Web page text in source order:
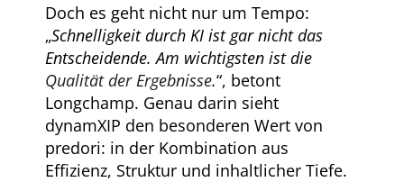
Doch es geht nicht nur um Tempo:
„Schnelligkeit durch KI ist gar nicht das
Entscheidende. Am wichtigsten ist die
Qualität der Ergebnisse.“, betont
Longchamp. Genau darin sieht
dynamXIP den besonderen Wert von
predori: in der Kombination aus
Effizienz, Struktur und inhaltlicher Tiefe.